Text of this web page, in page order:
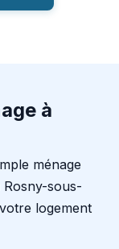
à
ménage
Rosny-sous-
logement